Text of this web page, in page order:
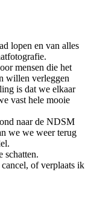
lopen en van alles
mensen die het
willen verleggen
is dat we elkaar
vast hele mooie
naar de NDSM
we we weer terug
schatten.
of verplaats ik